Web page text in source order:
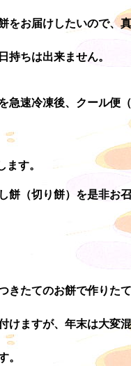
をお届けしたいので、
持ちは出来ません。
急速冷凍後、クール便
す。
餅（切り餅）を是非お
きたてのお餅で作りた
けますが、年末は大変
。